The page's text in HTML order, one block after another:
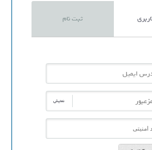
ثبت نام
ایمیل
نمایش